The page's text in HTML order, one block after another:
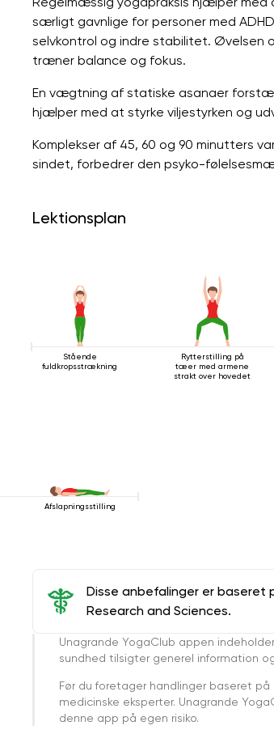
særligt gavnlige for personer med
selvkontrol og indre stabilitet. Øvelsen
træner balance og fokus.
En vægtning af statiske asanaer
hjælper med at styrke viljestyrken og
Komplekser af 45, 60 og 90 minutters
sindet, forbedrer den psyko-
Lektionsplan
Stående
fuldkropsstrækning
Rytterstilling på
tæer med armene
strakt over hovedet
Afslapningsstilling
Disse anbefalinger er baseret
Research and Sciences.
Unagrande YogaClub appen
sundhed tilsigter generel information
Før du foretager handlinger baseret
medicinske eksperter. Unagrande
denne app på egen risiko.